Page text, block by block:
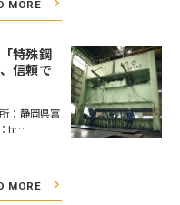
MORE
特殊鋼
信頼で
：静岡県富
h…
MORE